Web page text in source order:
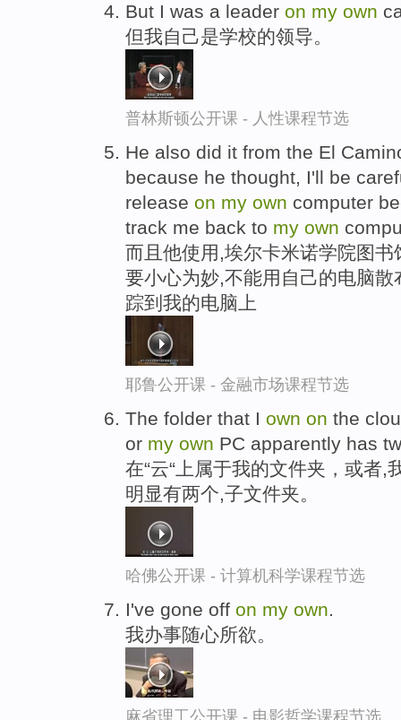
But I was a leader on my own
但我自己是学校的领导。
普林斯顿公开课 - 人性课程节选
He also did it from the El
because he thought, I'll be
release on my own computer
track me back to my own
而且他使用,埃尔卡米诺学院图
要小心为妙,不能用自己的电脑
踪到我的电脑上
耶鲁公开课 - 金融市场课程节选
The folder that I own on the
or my own PC apparently has
在“云“上属于我的文件夹，或者
明显有两个,子文件夹。
哈佛公开课 - 计算机科学课程节选
I've gone off on my own.
我办事随心所欲。
麻省理工公开课 - 电影哲学课程节选